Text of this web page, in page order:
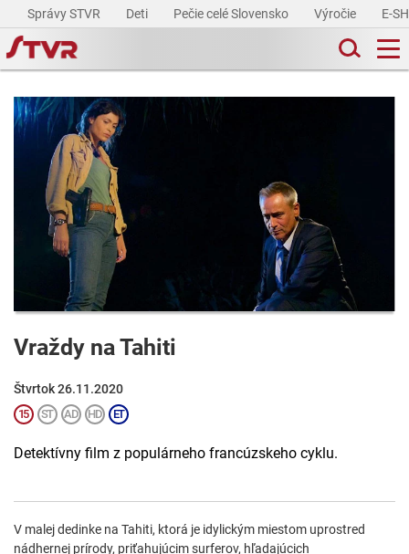
Správy STVR Deti Pečie celé Slovensko Výročie E-
Vraždy na Tahiti
Štvrtok 26.11.2020
Detektívny film z populárneho francúzskeho cyklu.
V malej dedinke na Tahiti, ktorá je idylickým miestom uprostred
nádhernej prírody, priťahujúcim surferov, hľadajúcich